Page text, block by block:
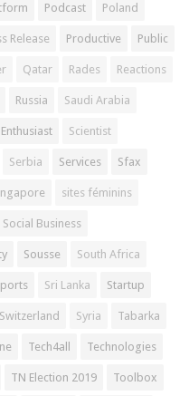
Podcast Poland
Release Productive Public
Qatar Rades Reactions
Russia Saudi Arabia
Scientist
Serbia Services Sfax
sites féminins
Social Business
Sousse South Africa
Sri Lanka Startup
Switzerland Syria Tabarka
Tech4all Technologies
TN Election 2019 Toolbox